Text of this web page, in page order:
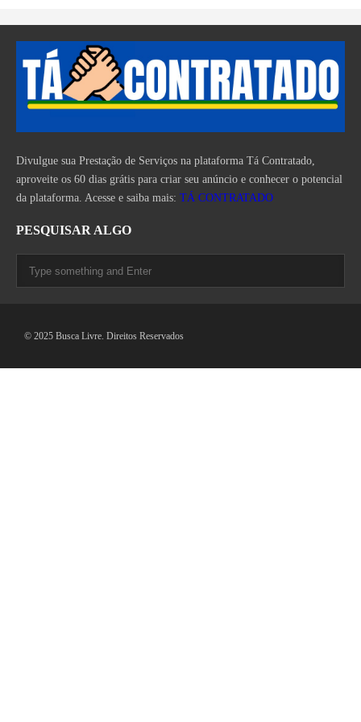
Divulgue sua Prestação de Serviços na plataforma Tá Contratado,
aproveite os 60 dias grátis para criar seu anúncio e conhecer o potencial
da plataforma. Acesse e saiba mais: TÁ CONTRATADO
PESQUISAR ALGO
© 2025 Busca Livre. Direitos Reservados